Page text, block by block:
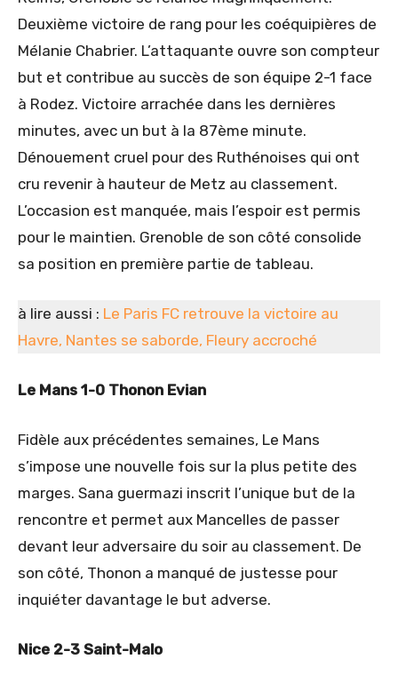
Deuxième victoire de rang pour les coéquipières de
Mélanie Chabrier. L’attaquante ouvre son compteur
but et contribue au succès de son équipe 2-1 face
à Rodez. Victoire arrachée dans les dernières
minutes, avec un but à la 87ème minute.
Dénouement cruel pour des Ruthénoises qui ont
cru revenir à hauteur de Metz au classement.
L’occasion est manquée, mais l’espoir est permis
pour le maintien. Grenoble de son côté consolide
sa position en première partie de tableau.
à lire aussi : Le Paris FC retrouve la victoire au
Havre, Nantes se saborde, Fleury accroché
Le Mans 1-0 Thonon Evian
Fidèle aux précédentes semaines, Le Mans
s’impose une nouvelle fois sur la plus petite des
marges. Sana guermazi inscrit l’unique but de la
rencontre et permet aux Mancelles de passer
devant leur adversaire du soir au classement. De
son côté, Thonon a manqué de justesse pour
inquiéter davantage le but adverse.
Nice 2-3 Saint-Malo